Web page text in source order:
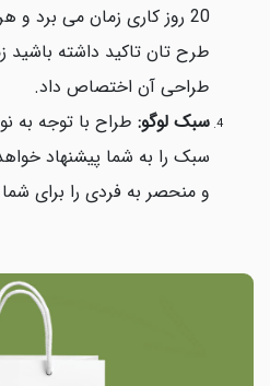
20 روز کاری زمان می برد
طرح تان تاکید داشته باشید
طراحی آن اختصاص داد.
سبک لوگو: طراح با توجه به
سبک را به شما پیشنهاد
و منحصر به فردی را برای